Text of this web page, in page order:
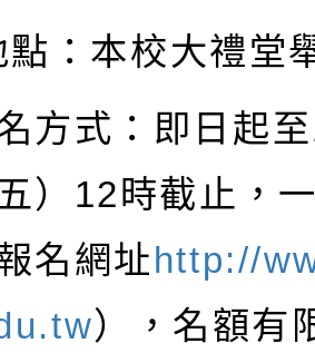
點：本校大禮堂
方式：即日起至
） 12 時截止，
名網址http://
），名額有